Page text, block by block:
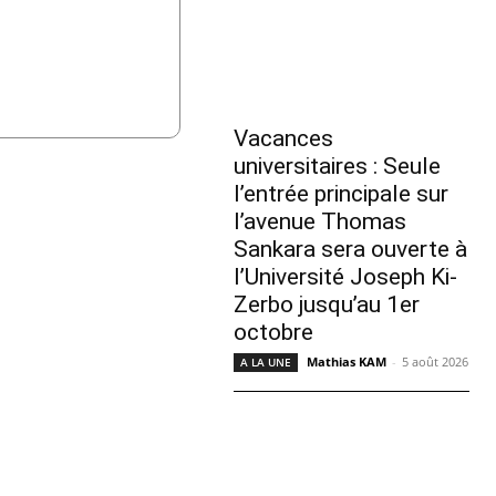
Vacances
universitaires : Seule
l’entrée principale sur
l’avenue Thomas
Sankara sera ouverte à
l’Université Joseph Ki-
Zerbo jusqu’au 1er
octobre
A LA UNE Mathias KAM - 5 août 2026